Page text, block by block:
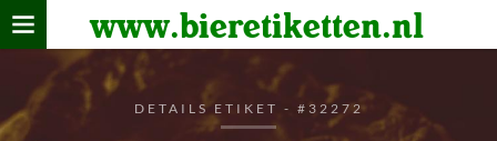
www.bieretiketten.nl
Home
verzamelen
De bierkaart
DETAILS ETIKET - #32272